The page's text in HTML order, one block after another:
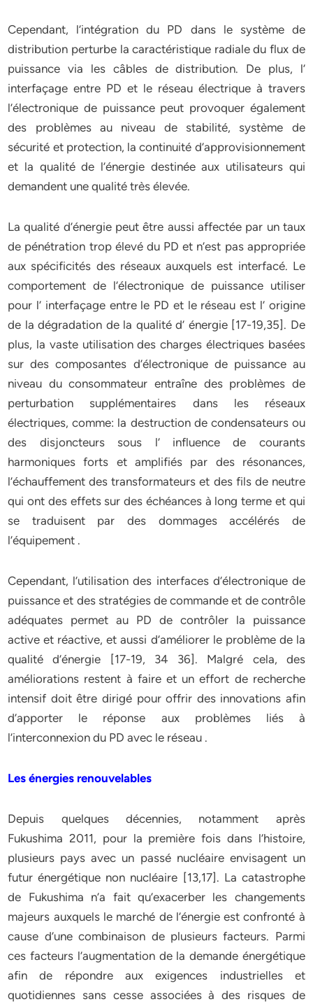
Cependant, l’intégration du PD dans le système de
distribution perturbe la caractéristique radiale du flux de
puissance via les câbles de distribution. De plus, l’
interfaçage entre PD et le réseau électrique à travers
l’électronique de puissance peut provoquer également
des problèmes au niveau de stabilité, système de
sécurité et protection, la continuité d’approvisionnement
et la qualité de l’énergie destinée aux utilisateurs qui
demandent une qualité très élevée.
La qualité d’énergie peut être aussi affectée par un taux
de pénétration trop élevé du PD et n’est pas appropriée
aux spécificités des réseaux auxquels est interfacé. Le
comportement de l’électronique de puissance utiliser
pour l’ interfaçage entre le PD et le réseau est l’ origine
de la dégradation de la qualité d’ énergie [17-19,35]. De
plus, la vaste utilisation des charges électriques basées
sur des composantes d’électronique de puissance au
niveau du consommateur entraîne des problèmes de
perturbation supplémentaires dans les réseaux
électriques, comme: la destruction de condensateurs ou
des disjoncteurs sous l’ influence de courants
harmoniques forts et amplifiés par des résonances,
l’échauffement des transformateurs et des fils de neutre
qui ont des effets sur des échéances à long terme et qui
se traduisent par des dommages accélérés de
l’équipement .
Cependant, l’utilisation des interfaces d’électronique de
puissance et des stratégies de commande et de contrôle
adéquates permet au PD de contrôler la puissance
active et réactive, et aussi d’améliorer le problème de la
qualité d’énergie [17-19, 34 36]. Malgré cela, des
améliorations restent à faire et un effort de recherche
intensif doit être dirigé pour offrir des innovations afin
d’apporter le réponse aux problèmes liés à
l’interconnexion du PD avec le réseau .
Les énergies renouvelables
Depuis quelques décennies, notamment après
Fukushima 2011, pour la première fois dans l’histoire,
plusieurs pays avec un passé nucléaire envisagent un
futur énergétique non nucléaire [13,17]. La catastrophe
de Fukushima n’a fait qu’exacerber les changements
majeurs auxquels le marché de l’énergie est confronté à
cause d’une combinaison de plusieurs facteurs. Parmi
ces facteurs l’augmentation de la demande énergétique
afin de répondre aux exigences industrielles et
quotidiennes sans cesse associées à des risques de